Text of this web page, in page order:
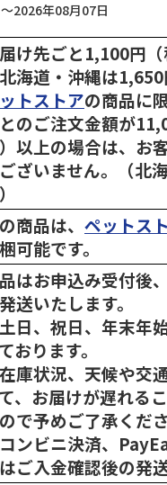
2026年08月07日
け先ごと1,100円（
海道・沖縄は1,650
トストアの商品に
のご注文金額が
以上の場合は、お
ざいません。（北
商品は、 ペットス
可能です。
はお申込み受付後
送いたします。
日、祝日、年末年
おります。
庫状況、天候や交
、お届けが遅れる
で予めご了承くださ
ンビニ決済、
ご入金確認後の発